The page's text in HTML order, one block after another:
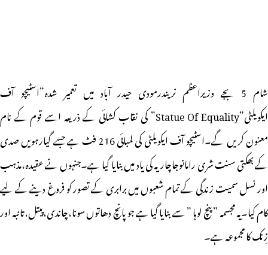
شام 5 بجے وزیراعظم نریندرمودی حیدر آباد میں تعمیر شدہ”اسٹیچو آف
ایکویلٹی”Statue Of Equality” کی نقاب کشائی کے ذریعہ اسے قوم کے نام
معنون کریں گے۔اسٹیچو آف ایکویلٹی کی لمبائی 216 فٹ ہے جسے گیارہویں صدی
کے بھکتی سنت شری رامانوجاچاریہ کی یاد میں بنایا گیا ہے۔جنہوں نے عقیدہ،مذہب
اور نسل سمیت زندگی کے تمام شعبوں میں برابری کے تصور کو فروغ دینے کے لیے
کام کیا۔یہ مجسمہ ” پنچ لوہا ” سے بنایا گیا ہے جو پانچ دھاتوں سونا،چاندی،پیتل،تانبہ اور
زِنک کا مجموعہ ہے۔